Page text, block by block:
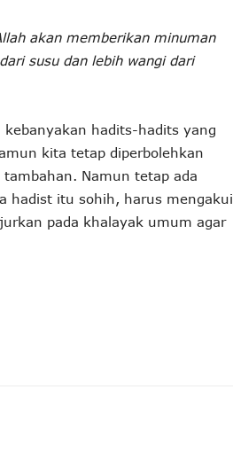
akan memberikan minuman
susu dan lebih wangi dari
kebanyakan hadits-hadits yang
kita tetap diperbolehkan
Namun tetap ada
hadist itu sohih, harus mengakui
pada khalayak umum agar